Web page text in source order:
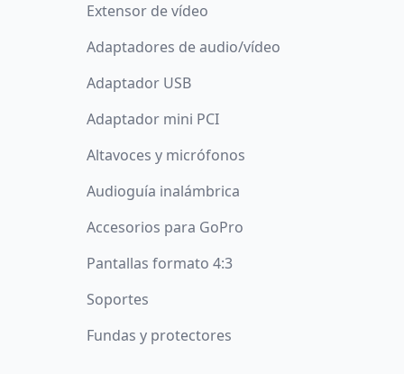
Extensor de vídeo
Adaptadores de audio/vídeo
Adaptador USB
Adaptador mini PCI
Altavoces y micrófonos
Audioguía inalámbrica
Accesorios para GoPro
Pantallas formato 4:3
Soportes
Fundas y protectores